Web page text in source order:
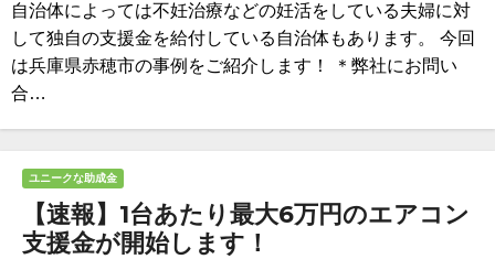
自治体によっては不妊治療などの妊活をしている夫婦に対
して独自の支援金を給付している自治体もあります。 今回
は兵庫県赤穂市の事例をご紹介します！ ＊弊社にお問い
合…
ユニークな助成金
【速報】1台あたり最大6万円のエアコン
支援金が開始します！